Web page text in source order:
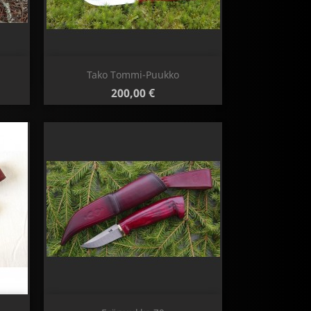
Tako Tommi-Puukko
Hinta
200,00 €
Pikakatselu